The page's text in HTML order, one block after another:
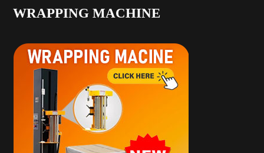
WRAPPING MACHINE